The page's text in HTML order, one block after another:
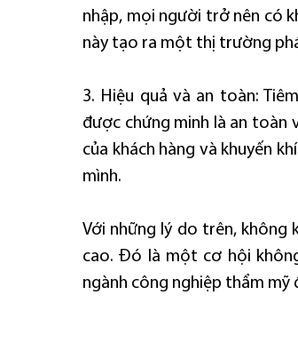
nhập, mọi người trở nên có
này tạo ra một thị trường
3. Hiệu quả và an toàn:
được chứng minh là an toàn
của khách hàng và khuyến
mình.
Với những lý do trên, không
cao. Đó là một cơ hội
ngành công nghiệp thẩm mỹ